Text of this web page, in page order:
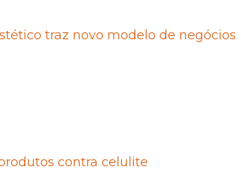
traz novo modelo de negócios
contra celulite